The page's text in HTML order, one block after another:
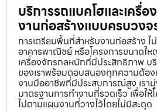
บริการรถแบคโฮและเครื่
งานก่อสร้างแบบครบวงจ
การเตรียมพื้นที่สำหรับงานก่อสร้าง ไ
อาคารพาณิชย์ หรือโครงการขนาดให
เครื่องจักรกลหนักที่มีประสิทธิภาพ บ
ของเราพร้อมตอบสนองทุกความต้อ
งานมืออาชีพที่มีประสบการณ์สูง เรา
มาตรฐานการทำงานที่รวดเร็ว เพื่อใ
ไปตามแผนงานที่วางไว้โดยไม่มีสะดุด